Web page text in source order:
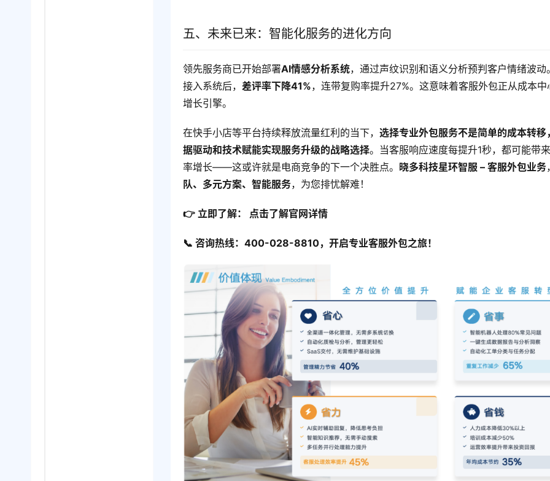
五、未来已来：智能化服务的进化方向
领先服务商已开始部署AI情感分析系统，通过声纹识别和语义分析预判客户情绪波
接入系统后，差评率下降41%，连带复购率提升27%。这意味着客服外包正从成本
增长引擎。
在快手小店等平台持续释放流量红利的当下，选择专业外包服务不是简单的成本转移
据驱动和技术赋能实现服务升级的战略选择。当客服响应速度每提升1秒，都可能带
率增长——这或许就是电商竞争的下一个决胜点。 晓多科技星环智服 – 客服外包业务
队、多元方案、智能服务，为您排忧解难！
👉 立即了解： 点击了解官网详情
📞 咨询热线：400-028-8810，开启专业客服外包之旅！